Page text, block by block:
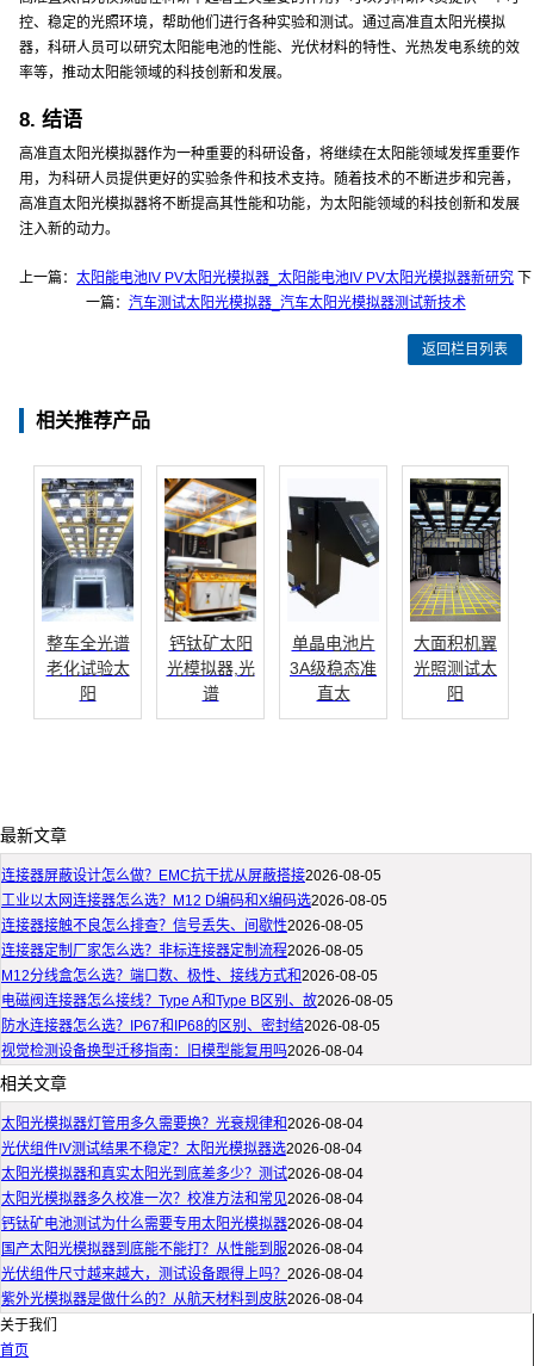
控、稳定的光照环境，帮助他们进行各种实验和测试。通过高准直太阳光模拟
器，科研人员可以研究太阳能电池的性能、光伏材料的特性、光热发电系统的效
率等，推动太阳能领域的科技创新和发展。
8. 结语
高准直太阳光模拟器作为一种重要的科研设备，将继续在太阳能领域发挥重要作
用，为科研人员提供更好的实验条件和技术支持。随着技术的不断进步和完善，
高准直太阳光模拟器将不断提高其性能和功能，为太阳能领域的科技创新和发展
注入新的动力。
上一篇：太阳能电池IV PV太阳光模拟器_太阳能电池IV PV太阳光模拟器新研究 下
一篇： 汽车测试太阳光模拟器_汽车太阳光模拟器测试新技术
返回栏目列表
相关推荐产品
整车全光谱
老化试验太
阳
钙钛矿太阳
光模拟器,光
谱
单晶电池片
3A级稳态准
直太
大面积机翼
光照测试太
阳
最新文章
连接器屏蔽设计怎么做？EMC抗干扰从屏蔽搭接2026-08-05
工业以太网连接器怎么选？M12 D编码和X编码选2026-08-05
连接器接触不良怎么排查？信号丢失、间歇性2026-08-05
连接器定制厂家怎么选？非标连接器定制流程2026-08-05
M12分线盒怎么选？端口数、极性、接线方式和2026-08-05
电磁阀连接器怎么接线？Type A和Type B区别、故2026-08-05
防水连接器怎么选？IP67和IP68的区别、密封结2026-08-05
视觉检测设备换型迁移指南：旧模型能复用吗2026-08-04
相关文章
太阳光模拟器灯管用多久需要换？光衰规律和2026-08-04
光伏组件IV测试结果不稳定？太阳光模拟器选2026-08-04
太阳光模拟器和真实太阳光到底差多少？测试2026-08-04
太阳光模拟器多久校准一次？校准方法和常见2026-08-04
钙钛矿电池测试为什么需要专用太阳光模拟器2026-08-04
国产太阳光模拟器到底能不能打？从性能到服2026-08-04
光伏组件尺寸越来越大，测试设备跟得上吗？ 2026-08-04
紫外光模拟器是做什么的？从航天材料到皮肤2026-08-04
关于我们
首页